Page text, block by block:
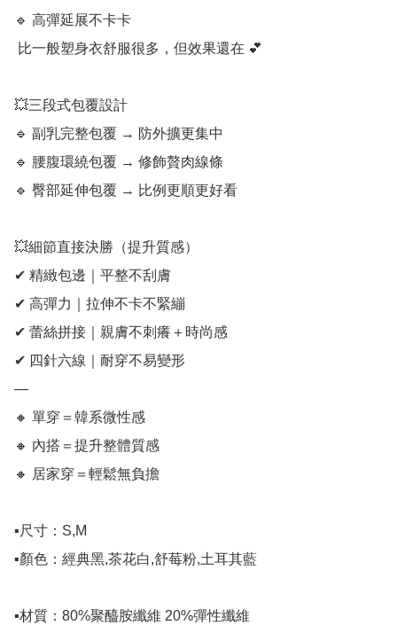
🔹️ 高彈延展不卡卡
💥三段式包覆設計
🔹️ 副乳完整包覆 → 防外擴更集中
🔹️ 腰腹環繞包覆 → 修飾贅肉線條
🔹️ 臀部延伸包覆 → 比例更順更好看
💥細節直接決勝（提升質感）
✔ 精緻包邊｜平整不刮膚
✔ 高彈力｜拉伸不卡不緊繃
✔ 蕾絲拼接｜親膚不刺癢＋時尚感
✔ 四針六線｜耐穿不易變形
—
🔸️ 單穿＝韓系微性感
🔸️ 內搭＝提升整體質感
🔸️ 居家穿＝輕鬆無負擔
▪尺寸：S,M
▪顏色：經典黑,茶花白,舒莓粉,土耳其藍
▪材質：80%聚醯胺纖維 20%彈性纖維